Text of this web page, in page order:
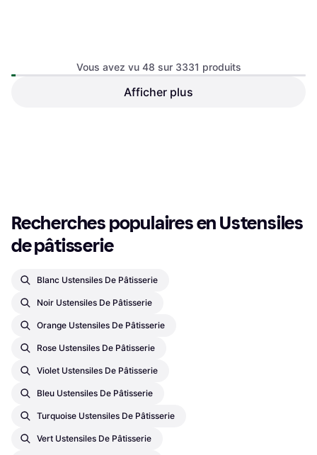
Kaiser Bake & Take Moule à
Moule à charnière, Revêtement
Zenker Manqué à 26 cm
Vous avez vu 48 sur 3331 produits
Afficher plus
Recherches populaires en Ustensiles
de pâtisserie
Blanc Ustensiles De Pâtisserie
Noir Ustensiles De Pâtisserie
Orange Ustensiles De Pâtisserie
Rose Ustensiles De Pâtisserie
Violet Ustensiles De Pâtisserie
Bleu Ustensiles De Pâtisserie
Turquoise Ustensiles De Pâtisserie
Vert Ustensiles De Pâtisserie